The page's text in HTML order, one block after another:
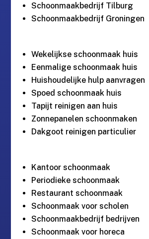
Schoonmaakbedrijf Tilburg
Schoonmaakbedrijf Groningen
Wekelijkse schoonmaak huis
Eenmalige schoonmaak huis
Huishoudelijke hulp aanvragen
Spoed schoonmaak huis
Tapijt reinigen aan huis
Zonnepanelen schoonmaken
Dakgoot reinigen particulier
Kantoor schoonmaak
Periodieke schoonmaak
Restaurant schoonmaak
Schoonmaak voor scholen
Schoonmaakbedrijf bedrijven
Schoonmaak voor horeca